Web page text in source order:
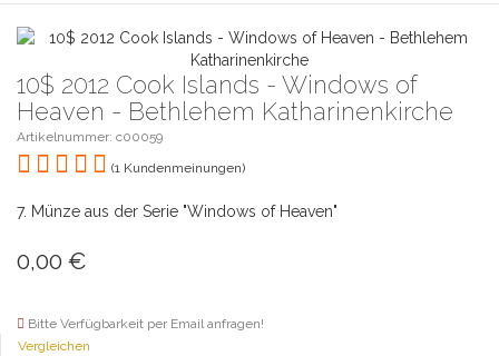
10$ 2012 Cook Islands - Windows of
Heaven - Bethlehem Katharinenkirche
Artikelnummer: c00059
(1 Kundenmeinungen)
7. Münze aus der Serie "Windows of Heaven"
0,00 €
Bitte Verfügbarkeit per Email anfragen!
Vergleichen